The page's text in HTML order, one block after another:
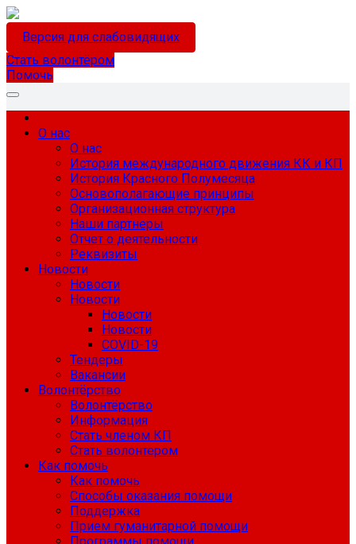
Версия для слабовидящих
Стать волонтёром
Помочь
О нас
О нас
История международного движения КК и КП
История Красного Полумесяца
Основополагающие принципы
Организационная структура
Наши партнеры
Отчет о деятельности
Реквизиты
Новости
Новости
Новости
Новости
Новости
COVID-19
Тендеры
Вакансии
Волонтёрство
Волонтёрство
Информация
Стать членом КП
Стать волонтером
Как помочь
Как помочь
Способы оказания помощи
Поддержка
Прием гуманитарной помощи